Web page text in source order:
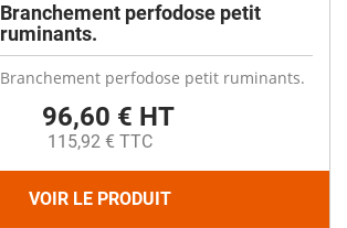
Branchement perfodose petit
ruminants.
Branchement perfodose petit ruminants.
96,60 € HT
115,92 € TTC
VOIR LE PRODUIT